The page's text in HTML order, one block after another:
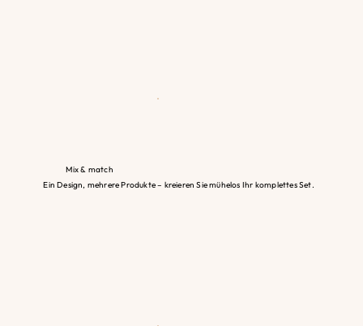
Mix & match
Ein Design, mehrere Produkte – kreieren Sie mühelos Ihr komplettes Set.